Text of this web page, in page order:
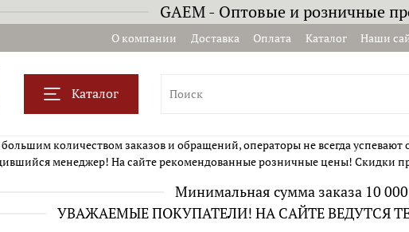
GAEM - Оптовые и розничные
О компании Доставка Оплата Каталог Наши
Каталог
количеством заказов и обращений, операторы не всегда
менеджер! На сайте рекомендованные розничные цены! Скидки
Минимальная сумма заказа 10
УВАЖАЕМЫЕ ПОКУПАТЕЛИ! НА САЙТЕ ВЕДУТСЯ